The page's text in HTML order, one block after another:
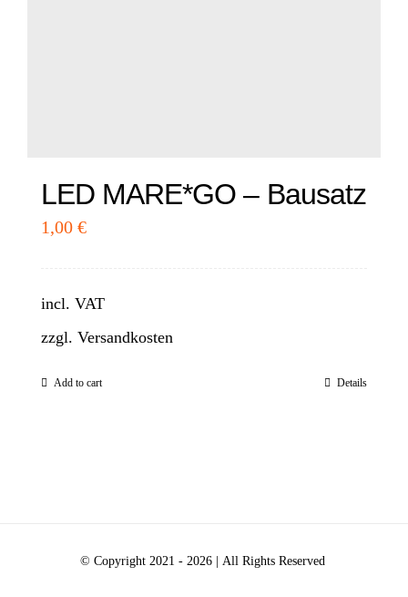
LED MARE*GO – Bausatz
1,00 €
incl. VAT
zzgl. Versandkosten
Add to cart Details
© Copyright 2021 - 2026 | All Rights Reserved